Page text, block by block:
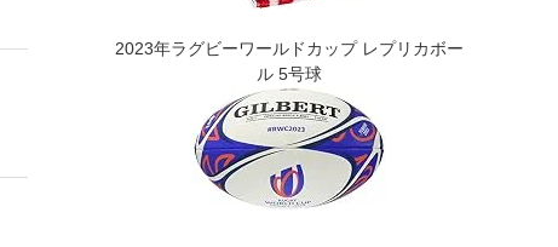
2023年ラグビーワールドカップ レプリカボー
ル 5号球